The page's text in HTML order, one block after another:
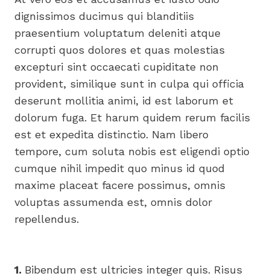
dignissimos ducimus qui blanditiis
praesentium voluptatum deleniti atque
corrupti quos dolores et quas molestias
excepturi sint occaecati cupiditate non
provident, similique sunt in culpa qui officia
deserunt mollitia animi, id est laborum et
dolorum fuga. Et harum quidem rerum facilis
est et expedita distinctio. Nam libero
tempore, cum soluta nobis est eligendi optio
cumque nihil impedit quo minus id quod
maxime placeat facere possimus, omnis
voluptas assumenda est, omnis dolor
repellendus.
1. Bibendum est ultricies integer quis. Risus